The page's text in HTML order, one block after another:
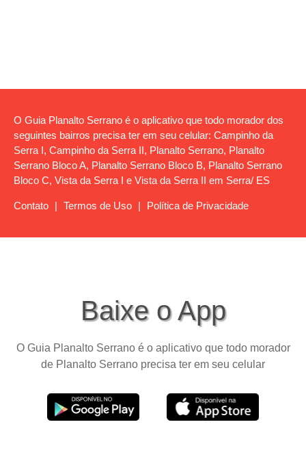
O Guia Planalto Serrano é o aplicativo que todo morador dos
seguintes bairros precisa ter em seu celular: Campinho da
Serra I, Campinho da Serra II, Planalto Serrano, Planalto
Serrano Bloco A, Planalto Serrano Bloco B, Planalto Serrano
Bloco C, Vista da Serra I e Vista da Serra II em Serra/ ES
Contato | Termos de Uso | Política de Privacidade
Baixe o App
O Guia Planalto Serrano é o aplicativo que todo morador
de Planalto Serrano precisa ter em seu celular